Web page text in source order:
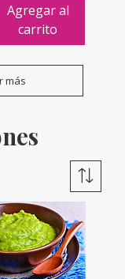
Agregar al
carrito
más